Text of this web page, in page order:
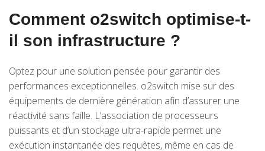
Comment o2switch optimise-t-
il son infrastructure ?
Optez pour une solution pensée pour garantir des
performances exceptionnelles. o2switch mise sur des
équipements de dernière génération afin d’assurer une
réactivité sans faille. L’association de processeurs
puissants et d’un stockage ultra-rapide permet une
exécution instantanée des requêtes, même en cas de